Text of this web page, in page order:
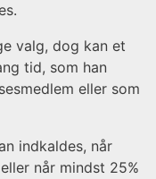
valg, dog kan et
tid, som han
eller som
indkaldes, når
når mindst 25%